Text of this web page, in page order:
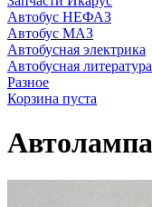
Автобус НЕФАЗ
Автобус МАЗ
Автобусная электрика
Автобусная литература
Разное
Корзина пуста